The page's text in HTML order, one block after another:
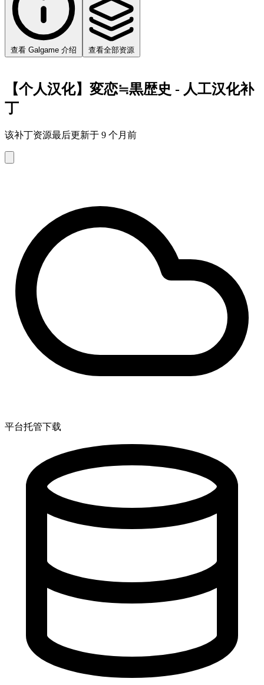
查看 Galgame 介绍 查看全部资源
【个人汉化】変恋≒黒歴史 - 人工汉化补
丁
该补丁资源最后更新于 9 个月前
平台托管下载